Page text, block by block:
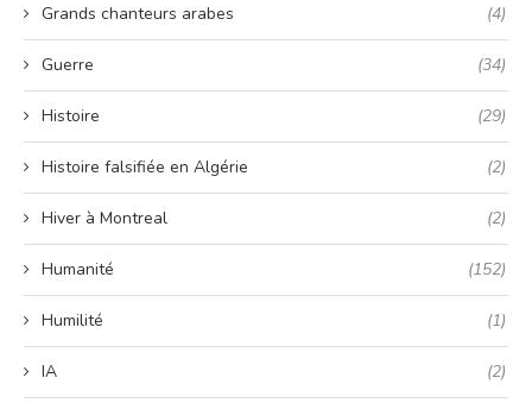
Grands chanteurs arabes (4)
Guerre (34)
Histoire (29)
Histoire falsifiée en Algérie (2)
Hiver à Montreal (2)
Humanité (152)
Humilité (1)
IA (2)